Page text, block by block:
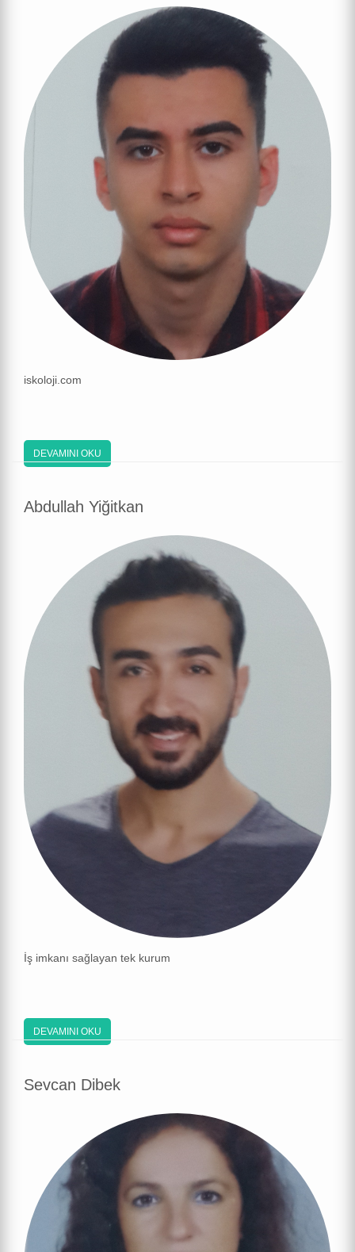
iskoloji.com
DEVAMINI OKU
Abdullah Yiğitkan
İş imkanı sağlayan tek kurum
DEVAMINI OKU
Sevcan Dibek